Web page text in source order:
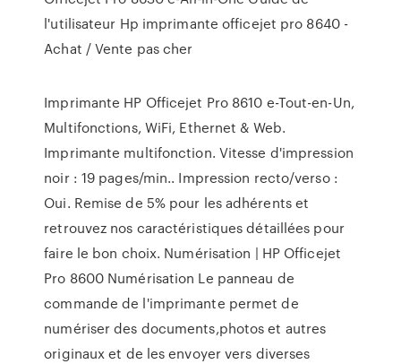
l'utilisateur Hp imprimante officejet pro 8640 -
Achat / Vente pas cher
Imprimante HP Officejet Pro 8610 e-Tout-en-Un,
Multifonctions, WiFi, Ethernet & Web.
Imprimante multifonction. Vitesse d'impression
noir : 19 pages/min.. Impression recto/verso :
Oui. Remise de 5% pour les adhérents et
retrouvez nos caractéristiques détaillées pour
faire le bon choix. Numérisation | HP Officejet
Pro 8600 Numérisation Le panneau de
commande de l'imprimante permet de
numériser des documents,photos et autres
originaux et de les envoyer vers diverses